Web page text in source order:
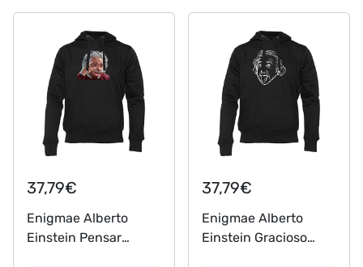
Grey XL
37,79€
Enigmae Alberto
Einstein Pensar
37,79€
Enigmae Alberto
Einstein Gracioso